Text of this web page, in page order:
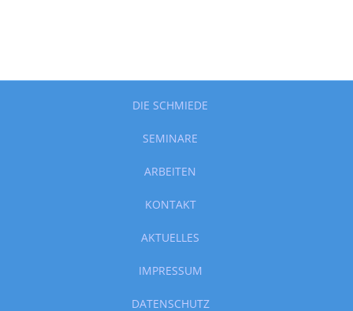
DIE SCHMIEDE
SEMINARE
ARBEITEN
KONTAKT
AKTUELLES
IMPRESSUM
DATENSCHUTZ